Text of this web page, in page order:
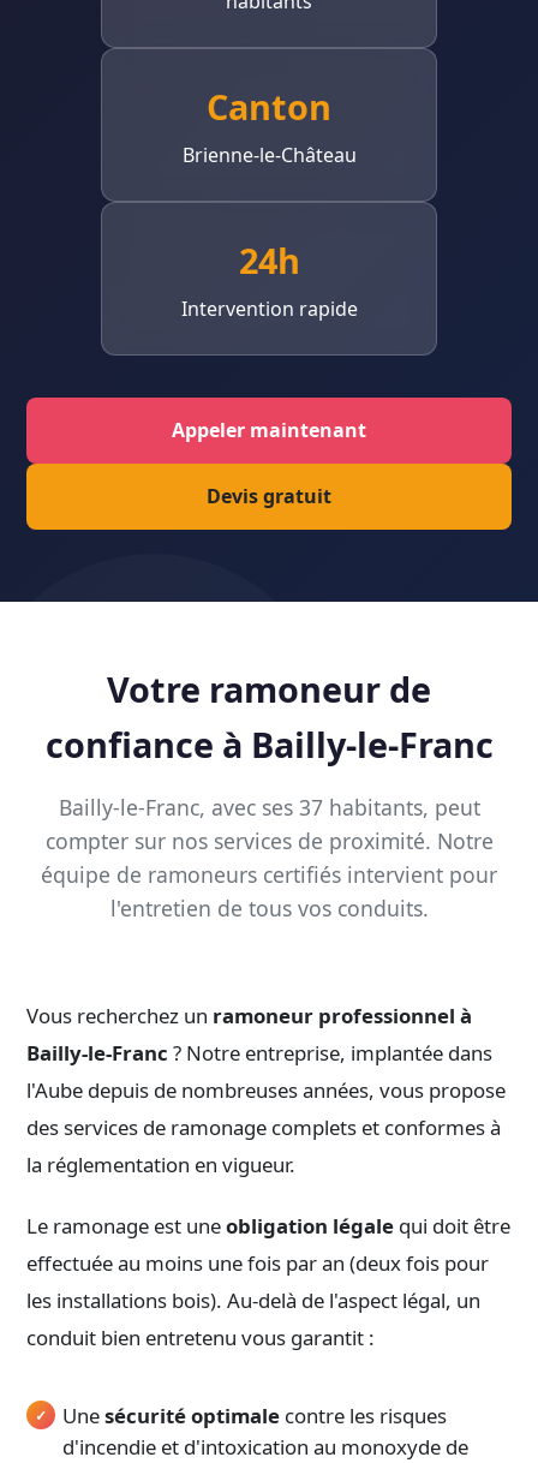
Canton
Brienne-le-Château
24h
Intervention rapide
Appeler maintenant
Devis gratuit
Votre ramoneur de
confiance à Bailly-le-Franc
Bailly-le-Franc, avec ses 37 habitants, peut
compter sur nos services de proximité. Notre
équipe de ramoneurs certifiés intervient pour
l'entretien de tous vos conduits.
Vous recherchez un ramoneur professionnel à
Bailly-le-Franc ? Notre entreprise, implantée dans
l'Aube depuis de nombreuses années, vous propose
des services de ramonage complets et conformes à
la réglementation en vigueur.
Le ramonage est uneobligation légale qui doit être
effectuée au moins une fois par an (deux fois pour
les installations bois). Au-delà de l'aspect légal, un
conduit bien entretenu vous garantit :
Unesécurité optimale contre les risques
d'incendie et d'intoxication au monoxyde de